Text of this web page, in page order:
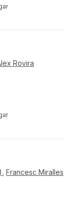
Rovira
Francesc Miralles